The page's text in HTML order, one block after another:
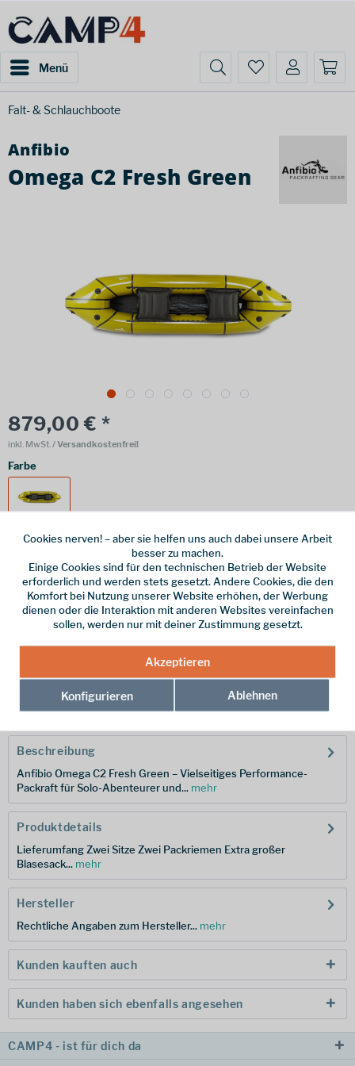
Menü
Falt- & Schlauchboote
Anfibio
Omega C2 Fresh Green
879,00 € *
inkl. MwSt./ Versandkostenfrei!
Farbe
Online bestellen Ladenabholung
vorrätig | Lieferzeit 1-3 Werktage
In denWarenkorb
Hersteller-Nr.:
Beschreibung
Anfibio Omega C2 Fresh Green – Vielseitiges Performance-
Packraft für Solo-Abenteurer und... mehr
Produktdetails
Lieferumfang Zwei Sitze Zwei Packriemen Extra großer
Blasesack... mehr
Hersteller
Rechtliche Angaben zum Hersteller... mehr
Kunden kauften auch
Kunden haben sich ebenfalls angesehen
CAMP4 - ist für dich da
Cookies nerven! – aber sie helfen uns auch dabei unsere Arbeit
besser zu machen.
Einige Cookies sind für den technischen Betrieb der Website
erforderlich und werden stets gesetzt. Andere Cookies, die den
Komfort bei Nutzung unserer Website erhöhen, der Werbung
dienen oder die Interaktion mit anderen Websites vereinfachen
sollen, werden nur mit deiner Zustimmung gesetzt.
Akzeptieren
Konfigurieren Ablehnen